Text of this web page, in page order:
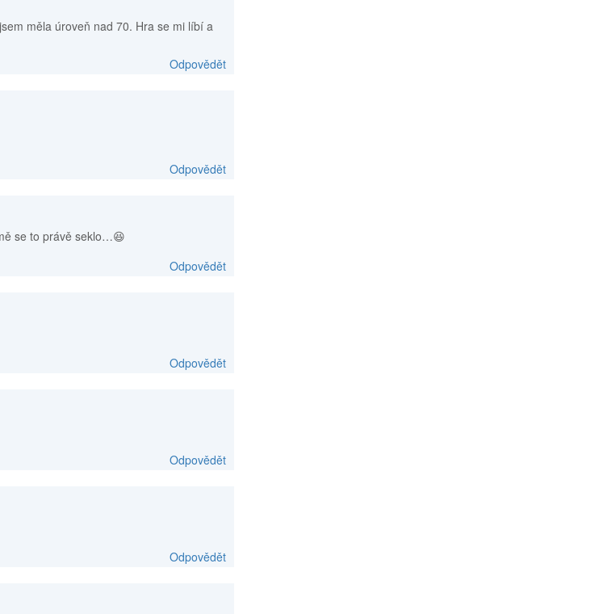
měla úroveň nad 70. Hra se mi líbí a
Odpovědět
Odpovědět
se to právě seklo…😆
Odpovědět
Odpovědět
Odpovědět
Odpovědět